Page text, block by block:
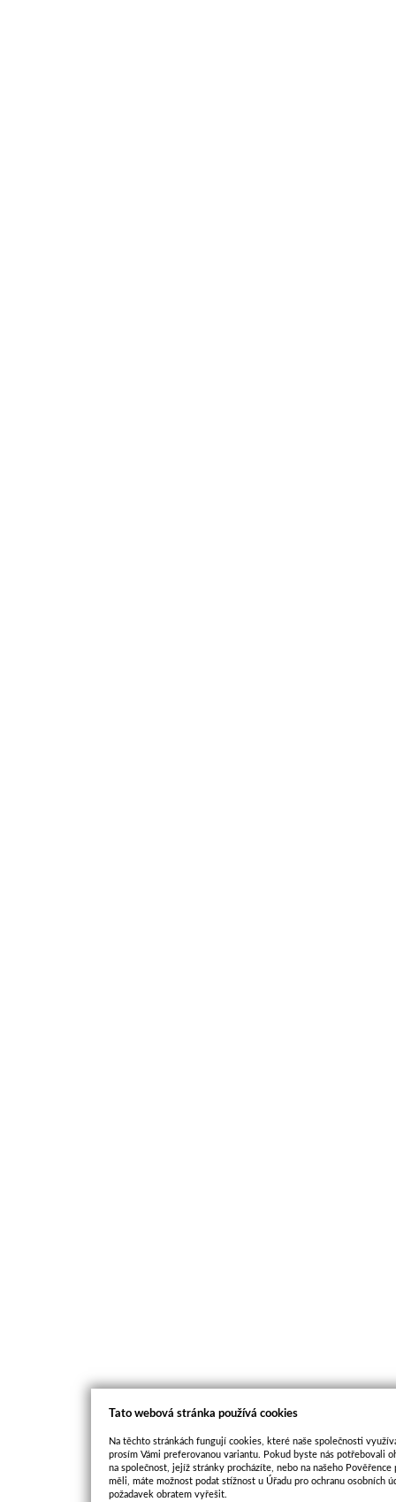
Tato webová stránka používá cookies
Na těchto stránkách fungují cookies, které naše společnosti
prosím Vámi preferovanou variantu. Pokud byste nás potřebovali
na společnost, jejíž stránky procházíte, nebo na našeho
měli, máte možnost podat stížnost u Úřadu pro ochranu osobních
požadavek obratem vyřešit.